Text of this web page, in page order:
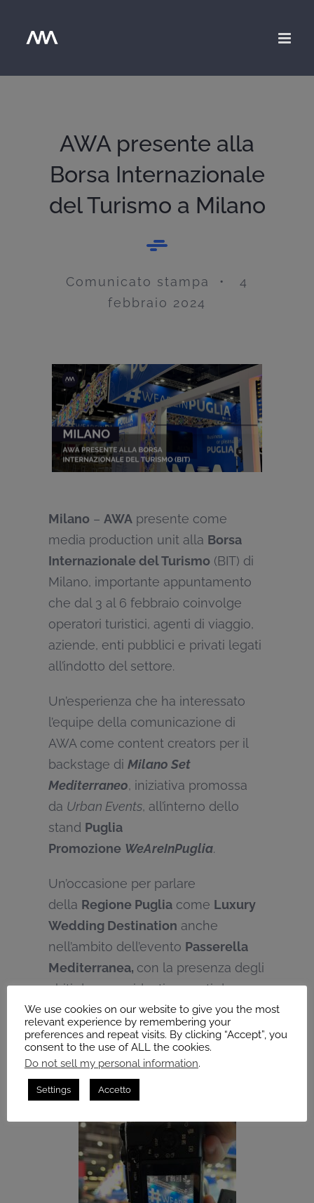
AWA presente alla
Borsa Internazionale
del Turismo a Milano
Comunicato stampa • 4
febbraio 2024
Milano– AWApresente come
media production unit alla Borsa
Internazionale del Turismo(BIT) di
Milano, importante appuntamento
che dal 3 al 6 febbraio coinvolge
operatori turistici, agenti di viaggio,
aziende, enti pubblici e privati legati
all’indotto del settore.
Un’esperienza che ha interessato
l’equipe della comunicazione di
AWA come content creators per il
backstage di Milano Set
Mediterraneo, iniziativa promossa
da Urban Events, all’interno dello
stand Puglia
Promozione WeAreInPuglia.
Un’occasione per parlare
della Regione Pugliacome Luxury
Wedding Destination anche
nell’ambito dell’evento Passerella
Mediterranea, con la presenza degli
abiti da sposa ideati e curati da
Carmela Comes, di cui ilComune di
Grottaglieè capofila insieme ai
comuni diTerlizzi ,Porto
CesareoeManduria.
We use cookies on our website to give you the most
relevant experience by remembering your
preferences and repeat visits. By clicking “Accept”, you
consent to the use of ALL the cookies.
Do not sell my personal information.
Settings Accetto